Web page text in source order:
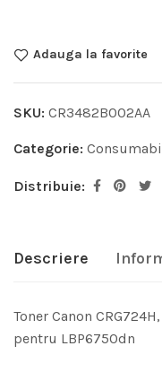
Adauga la favorite
SKU: CR3482B002AA
Categorie:
Distribuie:
Descriere
Toner Canon
pentru LBP6750dn